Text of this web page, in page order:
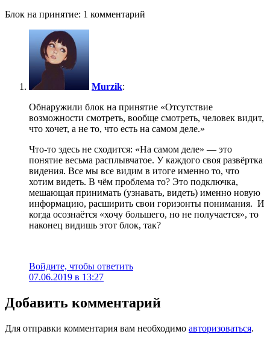
Блок на принятие: 1 комментарий
Murzik:
Обнаружили блок на принятие «Отсутствие
возможности смотреть, вообще смотреть, человек видит,
что хочет, а не то, что есть на самом деле.»
Что-то здесь не сходится: «На самом деле» — это
понятие весьма расплывчатое. У каждого своя развёртка
видения. Все мы все видим в итоге именно то, что
хотим видеть. В чём проблема то? Это подключка,
мешающая принимать (узнавать, видеть) именно новую
информацию, расширить свои горизонты понимания. И
когда осознаётся «хочу большего, но не получается», то
наконец видишь этот блок, так?
Войдите, чтобы ответить
07.06.2019 в 13:27
Добавить комментарий
Для отправки комментария вам необходимо авторизоваться.